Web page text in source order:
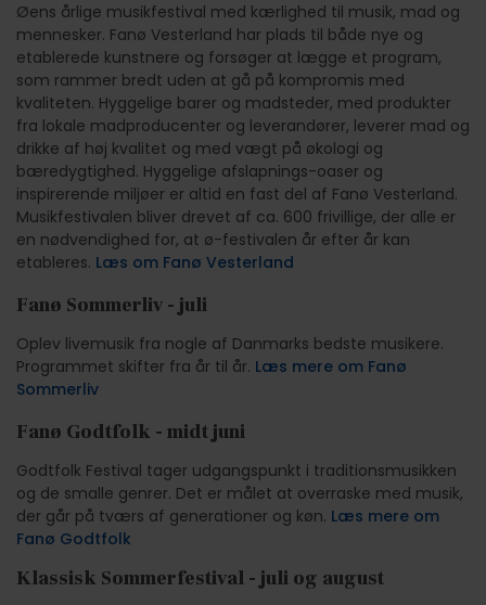
Øens årlige musikfestival med kærlighed til musik, mad og
mennesker. Fanø Vesterland har plads til både nye og
etablerede kunstnere og forsøger at lægge et program,
som rammer bredt uden at gå på kompromis med
kvaliteten. Hyggelige barer og madsteder, med produkter
fra lokale madproducenter og leverandører, leverer mad og
drikke af høj kvalitet og med vægt på økologi og
bæredygtighed. Hyggelige afslapnings-oaser og
inspirerende miljøer er altid en fast del af Fanø Vesterland.
Musikfestivalen bliver drevet af ca. 600 frivillige, der alle er
en nødvendighed for, at ø-festivalen år efter år kan
etableres. Læs om Fanø Vesterland
Fanø Sommerliv - juli
Oplev livemusik fra nogle af Danmarks bedste musikere.
Programmet skifter fra år til år. Læs mere om Fanø
Sommerliv
Fanø Godtfolk - midt juni
Godtfolk Festival tager udgangspunkt i traditionsmusikken
og de smalle genrer. Det er målet at overraske med musik,
der går på tværs af generationer og køn. Læs mere om
Fanø Godtfolk
Klassisk Sommerfestival - juli og august